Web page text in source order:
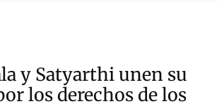
y Satyarthi unen su
los derechos de los